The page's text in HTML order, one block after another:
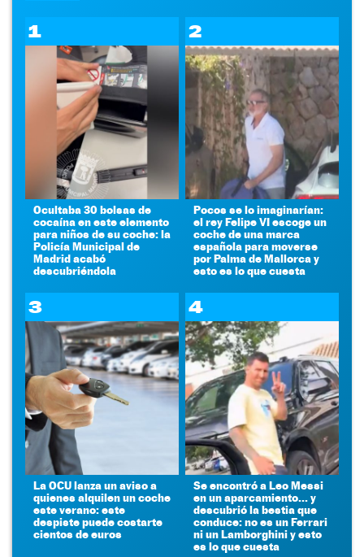
1
Ocultaba 30 bolsas de
cocaína en este elemento
para niños de su coche: la
Policía Municipal de
Madrid acabó
descubriéndola
2
Pocos se lo imaginarían:
el rey Felipe VI escoge un
coche de una marca
española para moverse
por Palma de Mallorca y
esto es lo que cuesta
3
La OCU lanza un aviso a
quienes alquilen un coche
este verano: este
despiste puede costarte
cientos de euros
4
Se encontró a Leo Messi
en un aparcamiento... y
descubrió la bestia que
conduce: no es un Ferrari
ni un Lamborghini y esto
es lo que cuesta